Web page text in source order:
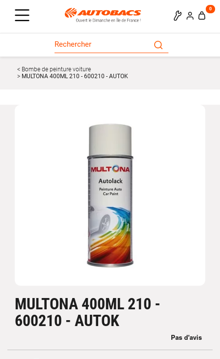
0
Bombe de peinture voiture
MULTONA 400ML 210 - 600210 - AUTOK
MULTONA 400ML 210 -
600210 - AUTOK